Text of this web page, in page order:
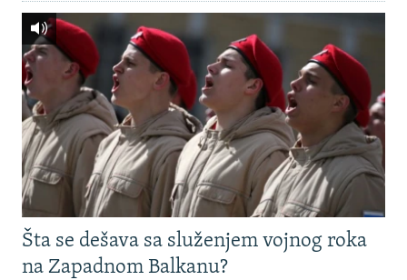
Šta se dešava sa služenjem vojnog roka
na Zapadnom Balkanu?